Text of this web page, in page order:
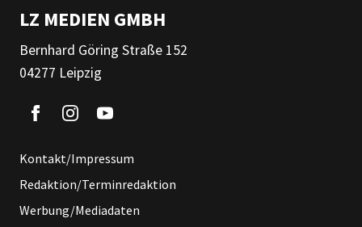
LZ MEDIEN GMBH
Bernhard Göring Straße 152
04277 Leipzig
Kontakt/Impressum
Redaktion/Terminredaktion
Werbung/Mediadaten